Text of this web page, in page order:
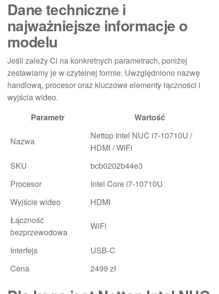
Dane techniczne i
najważniejsze informacje o
modelu
Jeśli zależy Ci na konkretnych parametrach, poniżej
zestawiamy je w czytelnej formie. Uwzględniono nazwę
handlową, procesor oraz kluczowe elementy łączności i
wyjścia wideo.
Parametr
Wartość
Nazwa
Nettop Intel NUC i7-10710U /
HDMI / WiFi
SKU
bcb0202b44e3
Procesor
Intel Core i7-10710U
Wyjście wideo
HDMI
Łączność
bezprzewodowa
WiFi
Interfejs
USB-C
Cena
2499 zł